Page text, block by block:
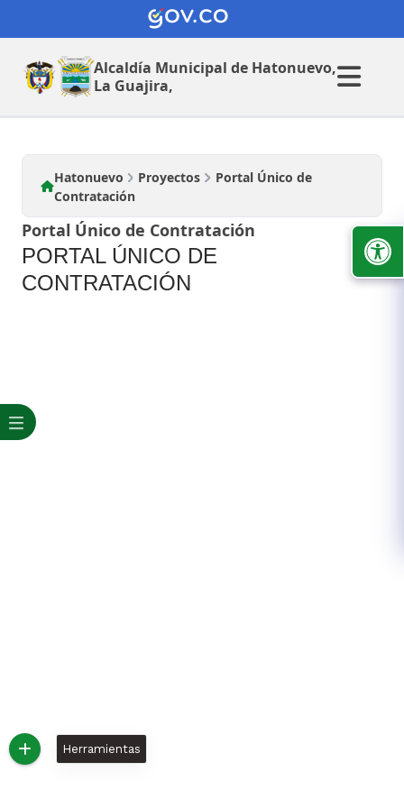
Alcaldía Municipal de Hatonuevo,
La Guajira,
Proyectos
Hatonuevo Proyectos
Portal Único de
Contratación
Portal Único de Contratación
PORTAL ÚNICO DE
CONTRATACIÓN
Herramientas